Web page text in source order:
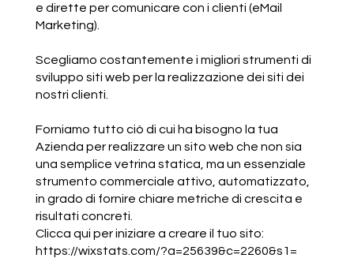
e dirette per comunicare con i clienti (eMail
Marketing).
Scegliamo costantemente i migliori strumenti di
sviluppo siti web per la realizzazione dei siti dei
nostri clienti.
Forniamo tutto ciò di cui ha bisogno la tua
Azienda per realizzare un sito web che non sia
una semplice vetrina statica, ma un essenziale
strumento commerciale attivo, automatizzato,
in grado di fornire chiare metriche di crescita e
risultati concreti.
Clicca qui per iniziare a creare il tuo sito:
https://wixstats.com/?a=25639&c=2260&s1=